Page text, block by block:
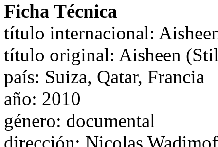
Ficha Técnica
título internacional:
título original: Aisheen
país: Suiza, Qatar, Francia
año: 2010
género: documental
dirección: Nicolas